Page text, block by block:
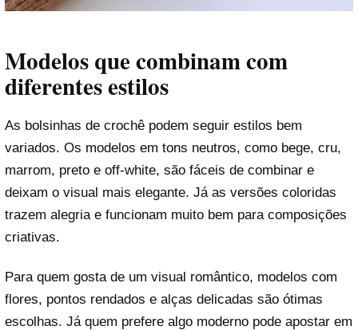
Modelos que combinam com
diferentes estilos
As bolsinhas de crochê podem seguir estilos bem
variados. Os modelos em tons neutros, como bege, cru,
marrom, preto e off-white, são fáceis de combinar e
deixam o visual mais elegante. Já as versões coloridas
trazem alegria e funcionam muito bem para composições
criativas.
Para quem gosta de um visual romântico, modelos com
flores, pontos rendados e alças delicadas são ótimas
escolhas. Já quem prefere algo moderno pode apostar em